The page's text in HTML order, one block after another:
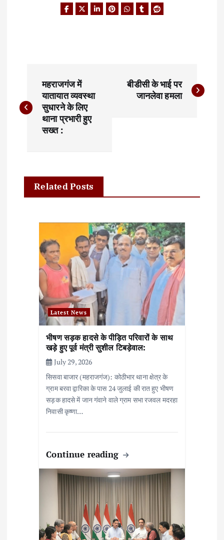
s
a
v
महराजगंज में
यातायात व्यवस्था
सुधारने के लिए
थाना प्रभारी हुए
सख्त :
बीडीसी के भाई पर
जानलेवा हमला
Related Posts
Latest News
भीषण सड़क हादसे के पीड़ित परिवारों के साथ
खड़े हुए पूर्व मंत्री सुशील टिबड़ेवाल:
July 29, 2026
सिसवा बाजार (महराजगंज): कोठीभार थाना क्षेत्र के
ग्राम बरवा द्वारिका के पास 24 जुलाई की रात हुए भीषण
सड़क हादसे में जान गंवाने वाले ग्राम सभा रजवल मदरहा
निवासी कृष्णा…
Continue reading